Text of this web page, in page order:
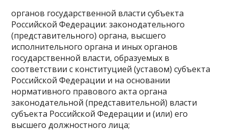
органов государственной власти субъекта
Российской Федерации: законодательного
(представительного) органа, высшего
исполнительного органа и иных органов
государственной власти, образуемых в
соответствии с конституцией (уставом) субъекта
Российской Федерации и на основании
нормативного правового акта органа
законодательной (представительной) власти
субъекта Российской Федерации и (или) его
высшего должностного лица;